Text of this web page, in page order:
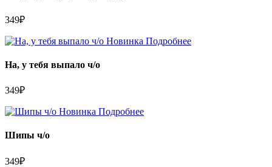
349₽
Новинка Подробнее
На, у тебя выпало ч/о
349₽
Новинка Подробнее
Шипы ч/о
349₽